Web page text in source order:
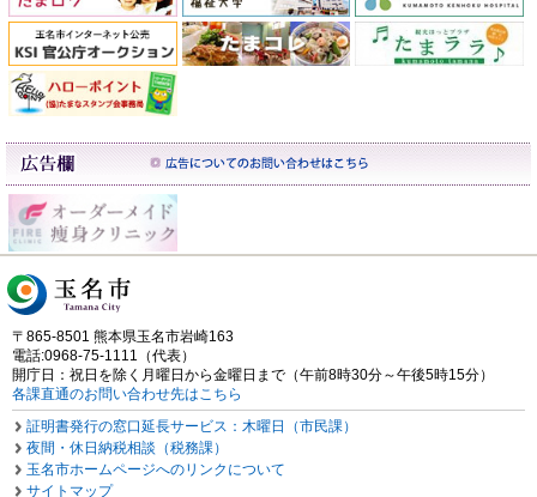
〒865-8501 熊本県玉名市岩崎163
電話:0968-75-1111（代表）
開庁日：祝日を除く月曜日から金曜日まで（午前8時30分～午後5時15分）
各課直通のお問い合わせ先はこちら
証明書発行の窓口延長サービス：木曜日（市民課）
夜間・休日納税相談（税務課）
玉名市ホームページへのリンクについて
サイトマップ